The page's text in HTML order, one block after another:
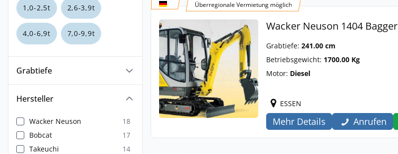
1,0-2,5t 2,6-3,9t
4,0-6,9t 7,0-9,9t
Grabtiefe
Hersteller
Wacker Neuson
18
Bobcat
17
Takeuchi
14
Überregionale Vermietung möglich
Wacker Neuson 1404 Bagger
Grabtiefe: 241.00 cm
Betriebsgewicht: 1700.00 Kg
Motor: Diesel
ESSEN
Mehr Details Anrufen